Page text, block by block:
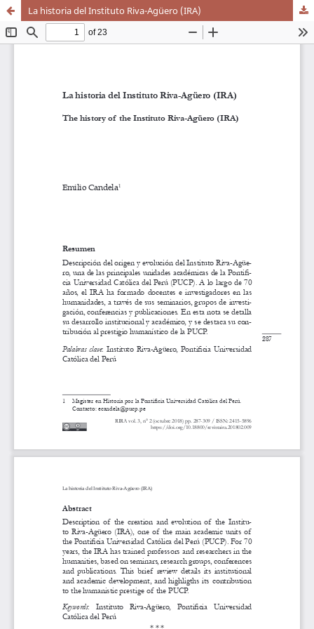
La historia del Instituto Riva-Agüero (IRA)